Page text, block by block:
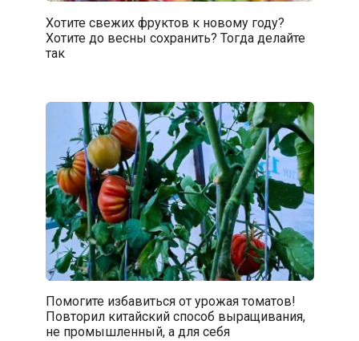
Хотите свежих фруктов к новому году?
Хотите до весны сохранить? Тогда делайте
так
Помогите избавиться от урожая томатов!
Повторил китайский способ выращивания,
не промышленный, а для себя